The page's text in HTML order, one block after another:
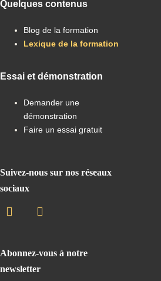
Quelques contenus
Blog de la formation
Lexique de la formation
Essai et démonstration
Demander une
démonstration
Faire un essai gratuit
Suivez-nous sur nos réseaux
sociaux
Abonnez-vous à notre
newsletter